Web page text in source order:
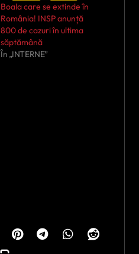
Boala care se extinde în
România! INSP anunță
800 de cazuri în ultima
săptămână
În „INTERNE”